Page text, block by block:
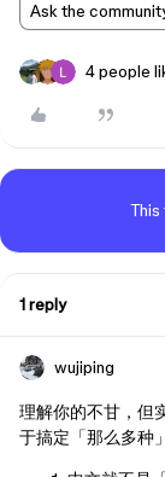
Ask the
4 people
This
1 reply
wujiping
理解你的不甘，但
于搞定「那么多种